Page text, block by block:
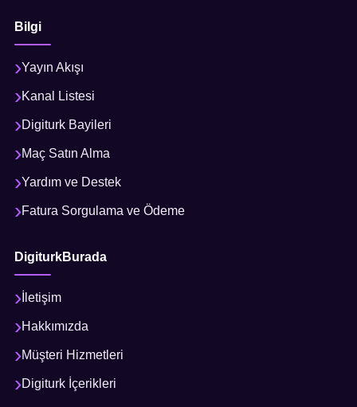
Bilgi
Yayın Akışı
Kanal Listesi
Digiturk Bayileri
Maç Satın Alma
Yardım ve Destek
Fatura Sorgulama ve Ödeme
DigiturkBurada
İletişim
Hakkımızda
Müşteri Hizmetleri
Digiturk İçerikleri